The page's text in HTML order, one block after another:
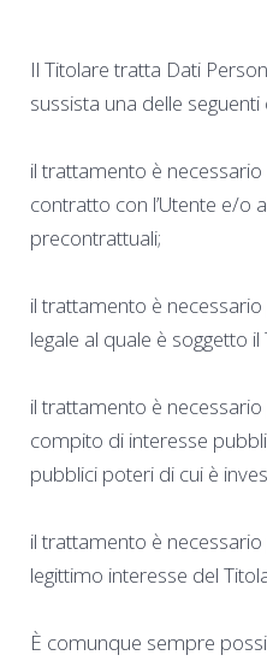
Il Titolare tratta Dati
sussista una delle seguenti
il trattamento è necessario
contratto con l’Utente e/o
precontrattuali;
il trattamento è
legale al quale è soggetto il
il trattamento è necessario
compito di interesse
pubblici poteri di cui è
il trattamento è
legittimo interesse del
È comunque sempre